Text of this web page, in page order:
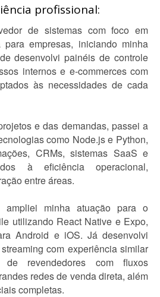
profissional:
de sistemas com foco em
empresas, iniciando minha
desenvolvi painéis de controle
internos e e-commerces com
às necessidades de cada
e das demandas, passei a
como Node.js e Python,
CRMs, sistemas SaaS e
à eficiência operacional,
entre áreas.
minha atuação para o
utilizando React Native e Expo,
Android e iOS. Já desenvolvi
com experiência similar
revendedores com fluxos
redes de venda direta, além
completas.